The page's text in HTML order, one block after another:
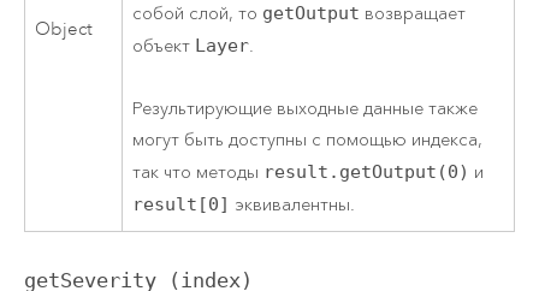
Object
собой слой, то getOutput возвращает
объект Layer.
Результирующие выходные данные также
могут быть доступны с помощью индекса,
так что методы result.getOutput(0) и
result[0] эквивалентны.
getSeverity (index)